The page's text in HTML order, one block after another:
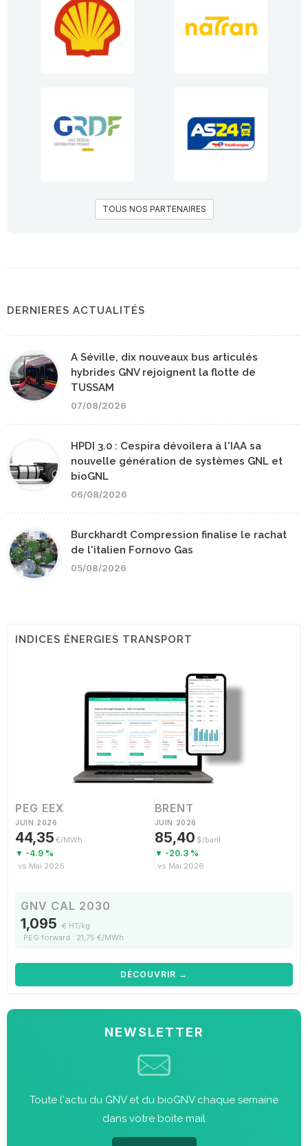
TOUS NOS PARTENAIRES
DERNIERES ACTUALITÉS
A Séville, dix nouveaux bus articulés
hybrides GNV rejoignent la flotte de
TUSSAM
07/08/2026
HPDI 3.0 : Cespira dévoilera à l'IAA sa
nouvelle génération de systèmes GNL et
bioGNL
06/08/2026
Burckhardt Compression finalise le rachat
de l'italien Fornovo Gas
05/08/2026
INDICES ÉNERGIES TRANSPORT
PEG EEX
JUIN 2026
44,35 €/MWh
▼ -4.9 %
vs Mai 2026
BRENT
JUIN 2026
85,40 $/baril
▼ -20.3 %
vs Mai 2026
GNV CAL 2030
1,095 € HT/kg
PEG forward : 21,75 €/MWh
DÉCOUVRIR →
NEWSLETTER
Toute l'actu du GNV et du bioGNV chaque semaine
dans votre boite mail